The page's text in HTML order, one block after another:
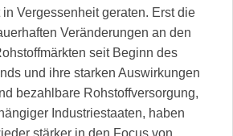
Vergessenheit geraten. Erst die
Veränderungen an den
seit Beginn des
und ihre starken Auswirkungen
bezahlbare Rohstoffversorgung,
Industriestaaten, haben
stärker in den Focus von